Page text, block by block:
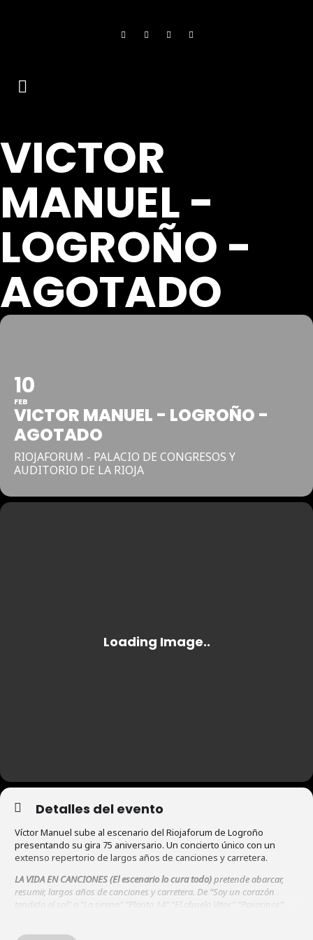
VICTOR
MANUEL -
LOGROÑO -
AGOTADO
10
FEB
VICTOR MANUEL - LOGROÑO -
AGOTADO
RIOJAFORUM - PALACIO DE CONGRESOS Y
AUDITORIO DE LA RIOJA
Detalles del evento
Víctor Manuel sube al escenario del Riojaforum de Logroño
presentando su gira 75 aniversario. Un concierto único con un
extenso repertorio de largos años de canciones y carretera.
LA VIDA EN CANCIONES (El escenario lo cura todo)pretende abarcar,
resumir, largos años de canciones y carretera. De “Soy un corazón
tendido al sol” a “La sirena” “Planta 14” “El abuelo Vitor” “Paxarinos”,